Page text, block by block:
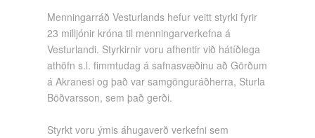
Menningarráð Vesturlands hefur veitt styrki fyrir
23 milljónir króna til menningarverkefna á
Vesturlandi. Styrkirnir voru afhentir við hátíðlega
athöfn s.l. fimmtudag á safnasvæðinu að Görðum
á Akranesi og það var samgönguráðherra, Sturla
Böðvarsson, sem það gerði.
Styrkt voru ýmis áhugaverð verkefni sem